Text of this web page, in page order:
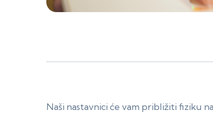
Naši nastavnici će vam približiti fiziku